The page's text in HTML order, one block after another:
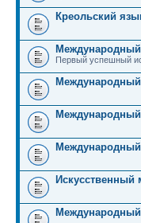
Креольский
Первый успешный
Искусственный